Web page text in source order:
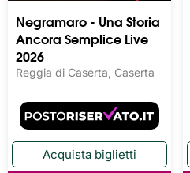
Negramaro - Una Storia
Ancora Semplice Live
2026
Reggia di Caserta, Caserta